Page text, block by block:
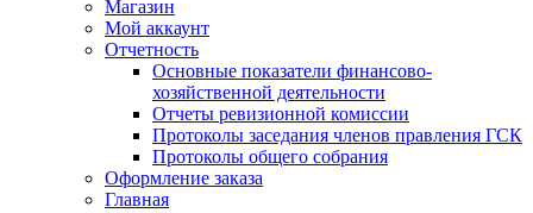
Магазин
Мой аккаунт
Отчетность
Основные показатели финансово-
хозяйственной деятельности
Отчеты ревизионной комиссии
Протоколы заседания членов правления ГСК
Протоколы общего собрания
Оформление заказа
Главная